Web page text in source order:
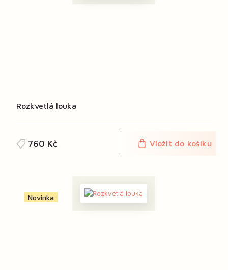
Rozkvetlá louka
760 Kč Vložit do košíku
Novinka